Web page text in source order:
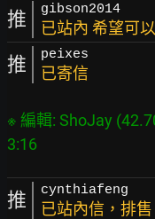
推 gibson2014
已站內 希望可
推 peixes
已寄信
※ 編輯: ShoJay
推 cynthiafeng
已站內信，排